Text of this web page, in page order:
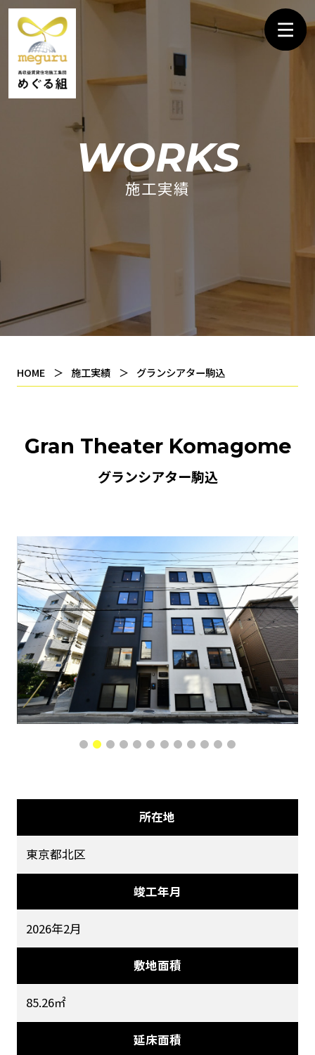
WORKS
施工実績
HOME 施工実績 グランシアター駒込
Gran Theater Komagome
グランシアター駒込
所在地
東京都北区
竣工年月
2026年2月
敷地面積
85.26㎡
延床面積